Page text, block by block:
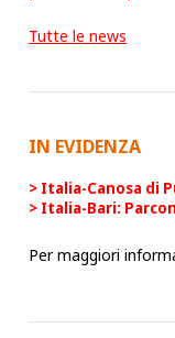
Tutte le news
IN EVIDENZA
Italia-Canosa di
Italia-Bari:
Per maggiori